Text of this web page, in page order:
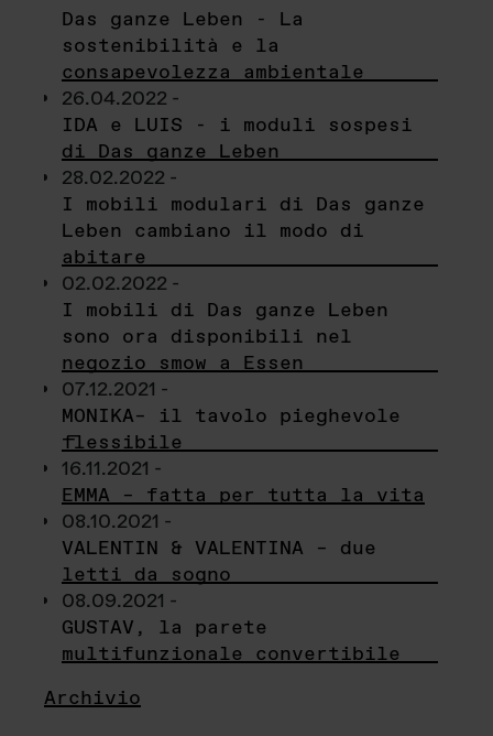
Das ganze Leben - La
sostenibilità e la
consapevolezza ambientale
26.04.2022 -
IDA e LUIS - i moduli sospesi
di Das ganze Leben
28.02.2022 -
I mobili modulari di Das ganze
Leben cambiano il modo di
abitare
02.02.2022 -
I mobili di Das ganze Leben
sono ora disponibili nel
negozio smow a Essen
07.12.2021 -
MONIKA– il tavolo pieghevole
flessibile
16.11.2021 -
EMMA – fatta per tutta la vita
08.10.2021 -
VALENTIN & VALENTINA – due
letti da sogno
08.09.2021 -
GUSTAV, la parete
multifunzionale convertibile
Archivio